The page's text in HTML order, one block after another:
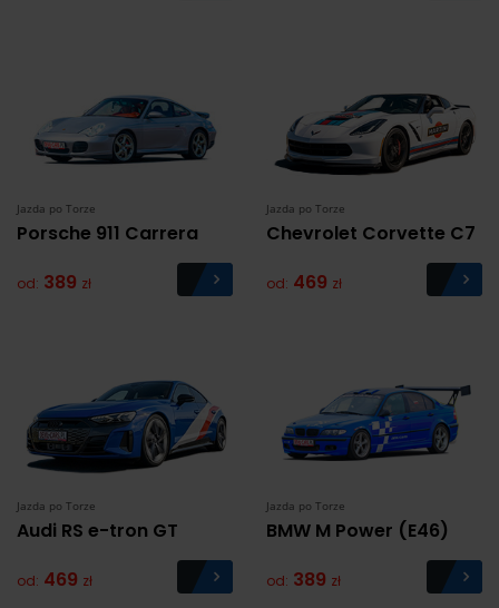
Jazda po Torze
Porsche 911 Carrera
od: 389 zł
Jazda po Torze
Chevrolet Corvette C7
od: 469 zł
Jazda po Torze
Audi RS e-tron GT
od: 469 zł
Jazda po Torze
BMW M Power (E46)
od: 389 zł